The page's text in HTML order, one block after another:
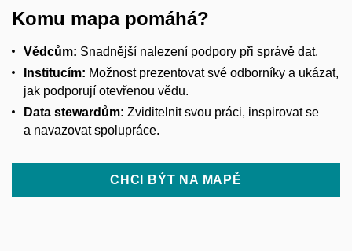
Komu mapa pomáhá?
Vědcům: Snadnější nalezení podpory při správě dat.
Institucím: Možnost prezentovat své odborníky a ukázat,
jak podporují otevřenou vědu.
Data stewardům: Zviditelnit svou práci, inspirovat se
a navazovat spolupráce.
CHCI BÝT NA MAPĚ